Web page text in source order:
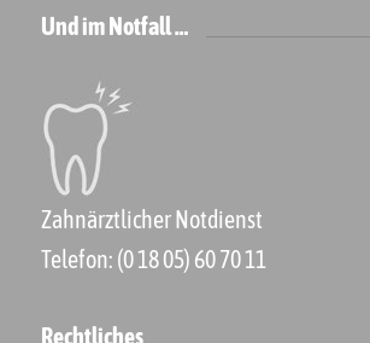
Und im Notfall …
Zahnärztlicher Notdienst
Telefon: (0 18 05) 60 70 11
Rechtliches